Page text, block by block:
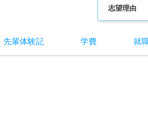
志望理由
先輩体験記 学費 就